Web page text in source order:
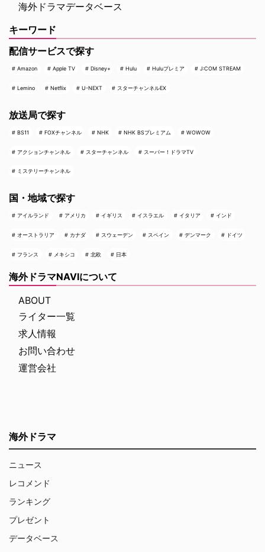
海外ドラマデータベース
キーワード
配信サービスで探す
Amazon Apple TV Disney+ Hulu Huluプレミア J:COM STREAM
Lemino Netflix U-NEXT スターチャンネルEX
放送局で探す
BS11 FOXチャンネル NHK NHK BSプレミアム WOWOW
アクションチャンネル スターチャンネル スーパー！ドラマTV
ミステリーチャンネル
国・地域で探す
アイルランド アメリカ イギリス イスラエル イタリア インド
オーストラリア カナダ スウェーデン スペイン デンマーク ドイツ
フランス メキシコ 北欧 日本
海外ドラマNAVIについて
ABOUT
ライター一覧
求人情報
お問い合わせ
運営会社
海外ドラマ
ニュース
レコメンド
ランキング
プレゼント
データベース